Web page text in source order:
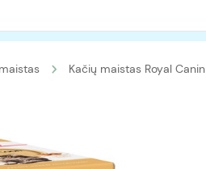
Kačių maistas Royal Canin